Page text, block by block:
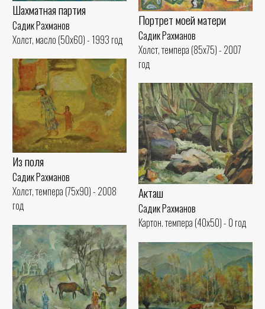
Портрет моей матери
Садик Рахманов
Холст, темпера (85x75) - 2007
год
Шахматная партия
Садик Рахманов
Холст, масло (50x60) - 1993 год
Из поля
Садик Рахманов
Холст, темпера (75x90) - 2008
год
Акташ
Садик Рахманов
Картон. темпера (40x50) - 0 год